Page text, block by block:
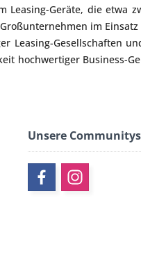
Leasing-Geräte, die etwa
im Einsatz
Leasing-Gesellschaften
hochwertiger Business-
Unsere Communitys